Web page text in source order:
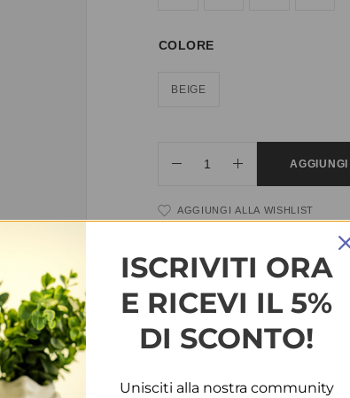
COLORE
BEIGE
AGGIUNGI ALLA WISHLIST
COD: 35971CATEGORIE: CALZATURE
DESCRIZIONE
ISCRIVITI ORA
E RICEVI IL 5%
DI SCONTO!
Unisciti alla nostra community